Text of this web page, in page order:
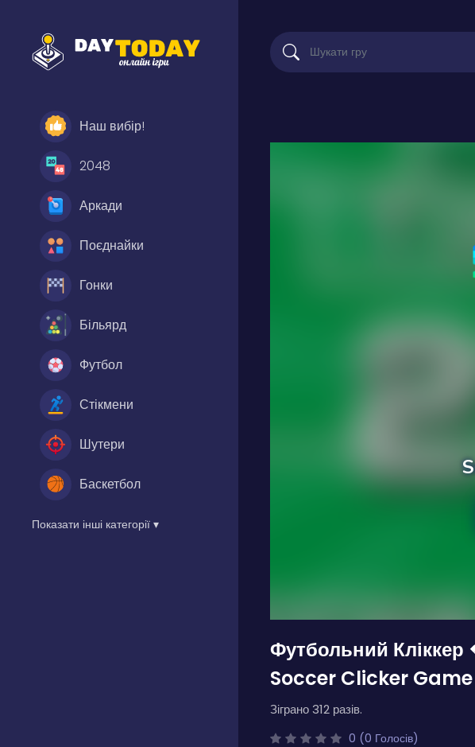
Наш вибір!
2048
Аркади
Поєднайки
Гонки
Більярд
Футбол
Стікмени
Шутери
Баскетбол
Показати інші категорії ▾
Футбольний Кліккер
Soccer Clicker Game
Зіграно 312 разів.
0 (0 Голосів)